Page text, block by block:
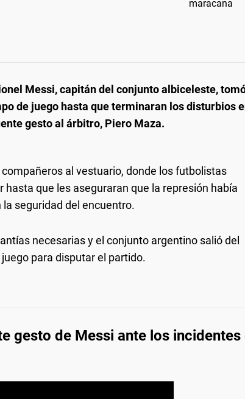
Messi, capitán del conjunto albiceleste,
de juego hasta que terminaran los disturbios
gesto al árbitro, Piero Maza.
al vestuario, donde los futbolistas
hasta que les aseguraran que la represión había
seguridad del encuentro.
necesarias y el conjunto argentino salió del
para disputar el partido.
gesto de Messi ante los incidentes